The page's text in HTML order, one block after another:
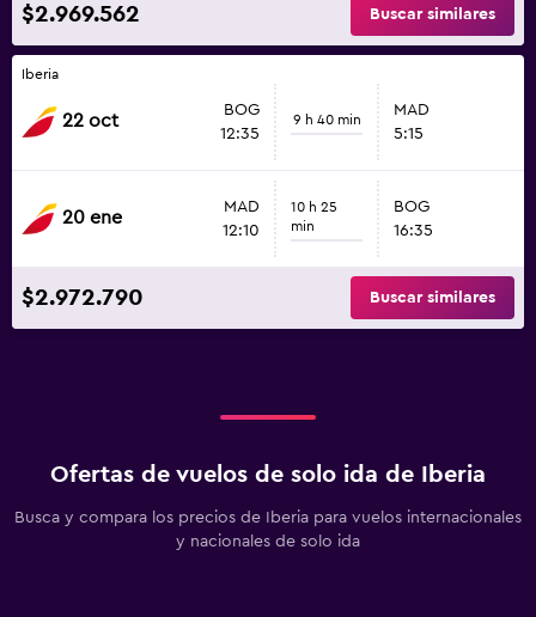
$2.969.562 Buscar similares
Iberia
22 oct
BOG
12:35
9 h 40 min
MAD
5:15
20 ene
MAD
12:10
10 h 25
min
BOG
16:35
$2.972.790 Buscar similares
Ofertas de vuelos de solo ida de Iberia
Busca y compara los precios de Iberia para vuelos internacionales
y nacionales de solo ida